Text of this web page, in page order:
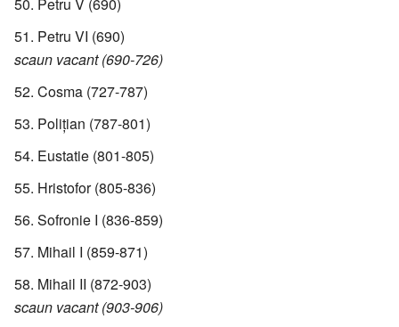
Petru VI (690)
scaun vacant (690-726)
Cosma (727-787)
Polițian (787-801)
Eustatie (801-805)
Hristofor (805-836)
Sofronie I (836-859)
Mihail I (859-871)
Mihail II (872-903)
scaun vacant (903-906)